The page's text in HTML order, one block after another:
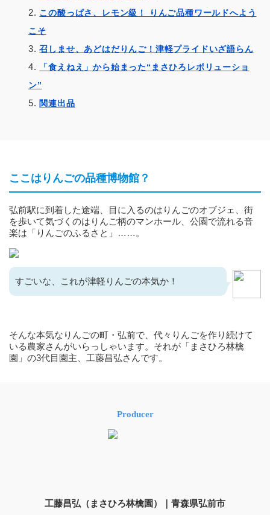
この酸っぱさ、レモン級！ りんご品種ワールドへよう
こそ
召しませ、あどはだりんご！津軽プライドいざ語らん
「食えねえ」から始まった“まさひろレボリューショ
ン”
関連出品
ここはりんごの品種博物館？
弘前駅に到着した途端、目に入るのはりんごのオブジェ、街
を歩いて気づくのはりんご柄のマンホール、公園で流れる音
楽は「りんごのふるさと」……。
すごいな、これが津軽りんごの本気か！
そんな本気なりんごの町・弘前で、代々りんごを作り続けて
いる農家さんがいらっしゃいます。それが「まさひろ林檎
園」の3代目園主、工藤昌弘さんです。
Producer
工藤昌弘（まさひろ林檎園）｜青森県弘前市